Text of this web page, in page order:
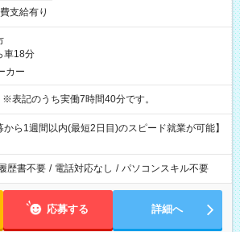
支給有り
車18分
カー
8:10～17:00 ※表記のうち実働7時間40分です。
から1週間以内(最短2日目)のスピード就業が可能】
歴書不要 / 電話対応なし / パソコンスキル不要
応募する 詳細へ